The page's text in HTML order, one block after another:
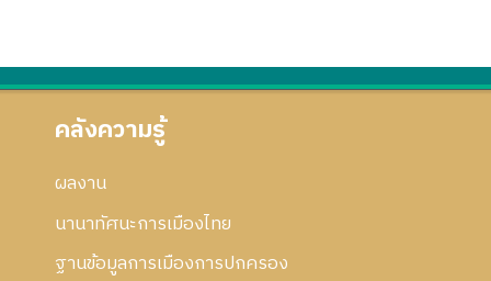
คลังความรู้
ผลงาน
นานาทัศนะการเมืองไทย
ฐานข้อมูลการเมืองการปกครอง